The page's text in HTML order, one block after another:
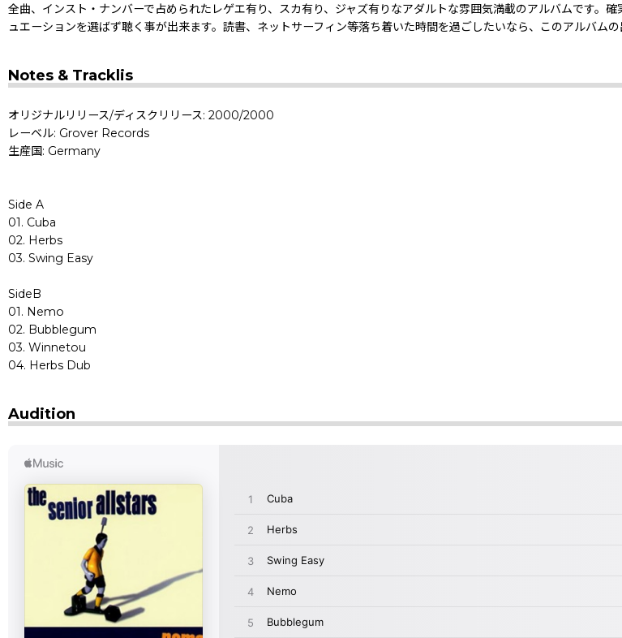
全曲、インスト・ナンバーで占められたレゲエ有り、スカ有り、ジャズ有りなアダルトな雰囲気満載のアルバムです。
ュエーションを選ばず聴く事が出来ます。読書、ネットサーフィン等落ち着いた時間を過ごしたいなら、このアルバムの
Notes & Tracklis
オリジナルリリース/ディスクリリース: 2000/2000
レーベル: Grover Records
生産国: Germany
Side A
01. Cuba
02. Herbs
03. Swing Easy
SideB
01. Nemo
02. Bubblegum
03. Winnetou
04. Herbs Dub
Audition